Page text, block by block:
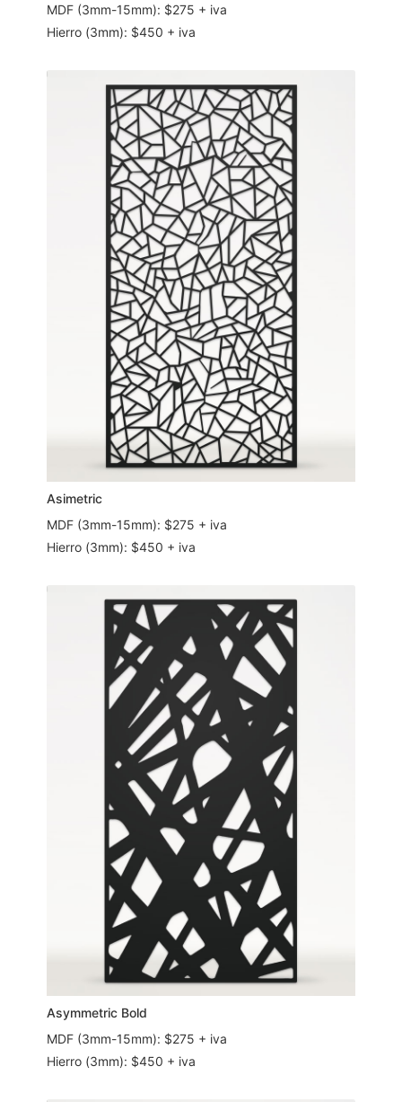
MDF (3mm-15mm): $275 + iva
Hierro (3mm): $450 + iva
Asimetric
MDF (3mm-15mm): $275 + iva
Hierro (3mm): $450 + iva
Asymmetric Bold
MDF (3mm-15mm): $275 + iva
Hierro (3mm): $450 + iva